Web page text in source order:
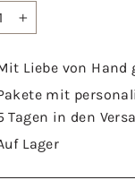
+
Liebe von Hand
mit
Tagen in den
Lager